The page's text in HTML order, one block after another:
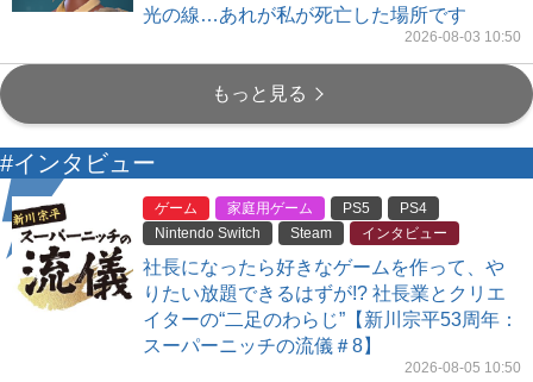
光の線…あれが私が死亡した場所です
2026-08-03 10:50
もっと見る
#インタビュー
ゲーム 家庭用ゲーム PS5
PS4
Nintendo Switch
Steam インタビュー
社長になったら好きなゲームを作って、や
りたい放題できるはずが!? 社長業とクリエ
イターの“二足のわらじ”【新川宗平53周年：
スーパーニッチの流儀＃8】
2026-08-05 10:50